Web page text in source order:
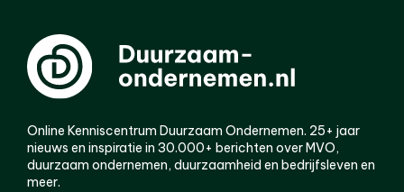
Online Kenniscentrum Duurzaam Ondernemen. 25+ jaar
nieuws en inspiratie in 30.000+ berichten over MVO,
duurzaam ondernemen, duurzaamheid en bedrijfsleven en
meer.